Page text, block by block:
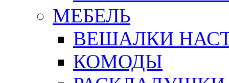
МЕБЕЛЬ
ВЕШАЛКИ
КОМОДЫ